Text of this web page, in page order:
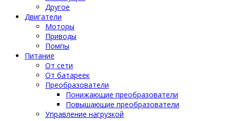
Другое
Двигатели
Моторы
Приводы
Помпы
Питание
От сети
От батареек
Преобразователи
Понижающие преобразователи
Повышающие преобразователи
Управление нагрузкой